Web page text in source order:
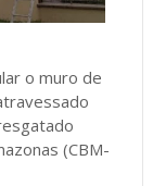
o muro de
(CBM-